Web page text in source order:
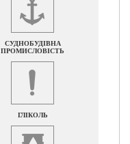
СУДНОБУДІВНА
ПРОМИСЛОВІСТЬ
ГЛІКОЛЬ